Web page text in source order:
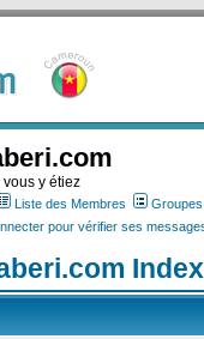
y étiez
Liste des Membres
pour vérifier ses